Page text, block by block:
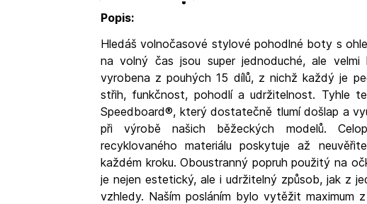
Popis:
Hledáš volnočasové stylové pohodlné boty s
na volný čas jsou super jednoduché, ale
vyrobena z pouhých 15 dílů, z nichž každý je
střih, funkčnost, pohodlí a udržitelnost. Tyhle
Speedboard®, který dostatečně tlumí došlap a
při výrobě našich běžeckých modelů.
recyklovaného materiálu poskytuje až
každém kroku. Oboustranný popruh použitý na
je nejen estetický, ale i udržitelný způsob, jak z
vzhledy. Naším posláním bylo vytěžit maximum